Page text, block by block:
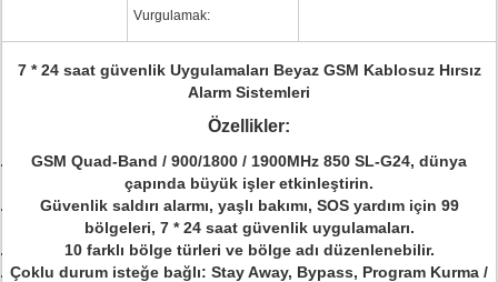
Vurgulamak:
7 * 24 saat güvenlik Uygulamaları Beyaz GSM Kablosuz Hırsız
Alarm Sistemleri
Özellikler:
GSM Quad-Band / 900/1800 / 1900MHz 850 SL-G24, dünya
çapında büyük işler etkinleştirin.
Güvenlik saldırı alarmı, yaşlı bakımı, SOS yardım için 99
bölgeleri, 7 * 24 saat güvenlik uygulamaları.
10 farklı bölge türleri ve bölge adı düzenlenebilir.
Çoklu durum isteğe bağlı: Stay Away, Bypass, Program Kurma /